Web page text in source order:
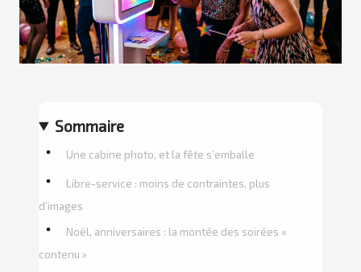
Sommaire
Une cabine photo, et la fête s’emballe
Libre-service : moins de contraintes, plus
d’images
Noël, anniversaires : la montée des soirées «
contenu »